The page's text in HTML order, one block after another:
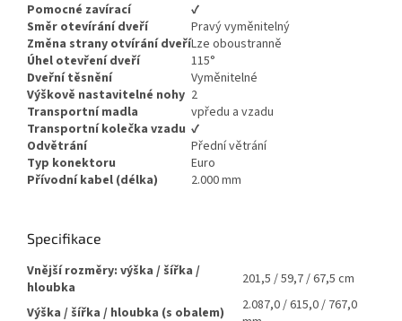
Pomocné zavírací
✔
Směr otevírání dveří
Pravý vyměnitelný
Změna strany otvírání dveříLze oboustranně
Úhel otevření dveří
115°
Dveřní těsnění
Vyměnitelné
Výškově nastavitelné nohy 2
Transportní madla
vpředu a vzadu
Transportní kolečka vzadu ✔
Odvětrání
Přední větrání
Typ konektoru
Euro
Přívodní kabel (délka)
2.000 mm
Specifikace
Vnější rozměry: výška / šířka /
hloubka
201,5 / 59,7 / 67,5 cm
Výška / šířka / hloubka (s obalem)
2.087,0 / 615,0 / 767,0